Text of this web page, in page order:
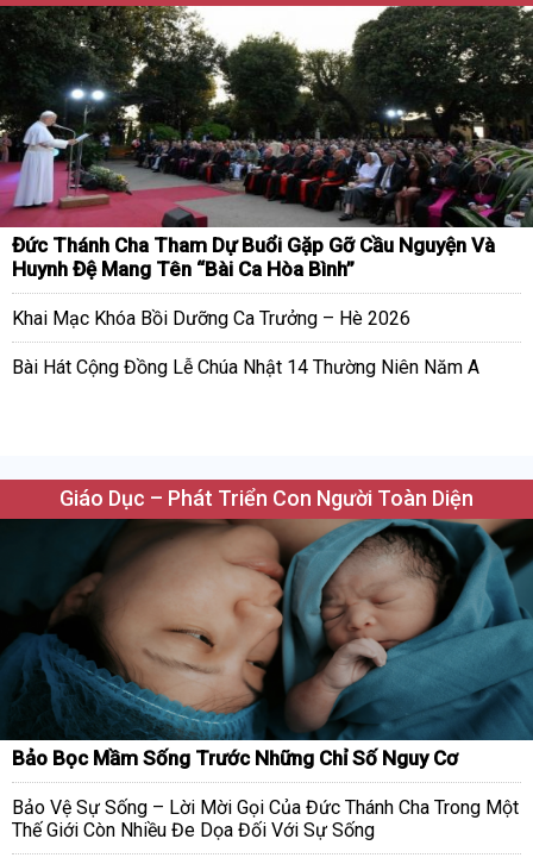
Đức Thánh Cha Tham Dự Buổi Gặp Gỡ Cầu Nguyện Và
Huynh Đệ Mang Tên “Bài Ca Hòa Bình”
Khai Mạc Khóa Bồi Dưỡng Ca Trưởng – Hè 2026
Bài Hát Cộng Đồng Lễ Chúa Nhật 14 Thường Niên Năm A
Giáo Dục – Phát Triển Con Người Toàn Diện
Bảo Bọc Mầm Sống Trước Những Chỉ Số Nguy Cơ
Bảo Vệ Sự Sống – Lời Mời Gọi Của Đức Thánh Cha Trong Một
Thế Giới Còn Nhiều Đe Dọa Đối Với Sự Sống